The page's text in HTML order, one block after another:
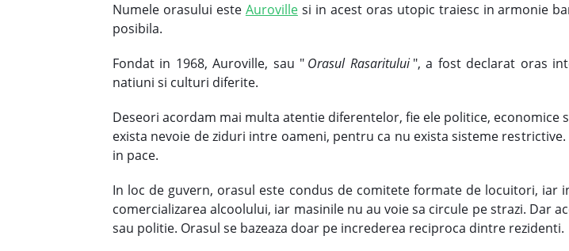
Numele orasului este Aurovillesi in acest oras utopic traiesc in armonie
posibila.
Fondat in 1968, Auroville, sau " Orasul Rasaritului ", a fost declarat oras
natiuni si culturi diferite.
Deseori acordam mai multa atentie diferentelor, fie ele politice,
exista nevoie de ziduri intre oameni, pentru ca nu exista sisteme
in pace.
In loc de guvern, orasul este condus de comitete formate de locuitori, iar
comercializarea alcoolului, iar masinile nu au voie sa circule pe strazi. Dar
sau politie. Orasul se bazeaza doar pe increderea reciproca dintre rezidenti.